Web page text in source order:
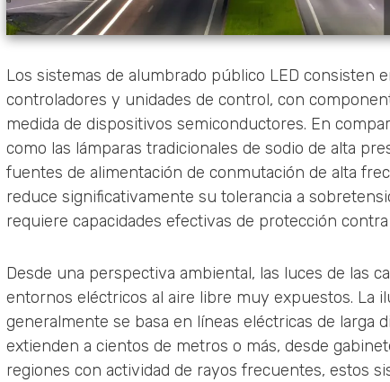
Los sistemas de alumbrado público LED consisten
controladores y unidades de control, con
medida de dispositivos semiconductores. En
como las lámparas tradicionales de sodio de alta
fuentes de alimentación de conmutación de alta
reduce significativamente su tolerancia a
requiere capacidades efectivas de protección
Desde una perspectiva ambiental, las luces de las
entornos eléctricos al aire libre muy expuestos. La
generalmente se basa en líneas eléctricas de larga
extienden a cientos de metros o más, desde
regiones con actividad de rayos frecuentes, estos